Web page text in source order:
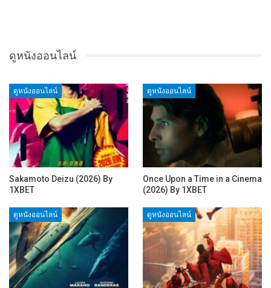
ดูหนังออนไลน์
ดูหนังออนไลน์
Sakamoto Deizu (2026) By
1XBET
ดูหนังออนไลน์
Once Upon a Time in a Cinema
(2026) By 1XBET
ดูหนังออนไลน์ ดูหนังออนไลน์